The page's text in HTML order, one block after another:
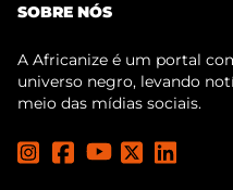
SOBRE NÓS
A Africanize é um portal
universo negro, levando
meio das mídias sociais.